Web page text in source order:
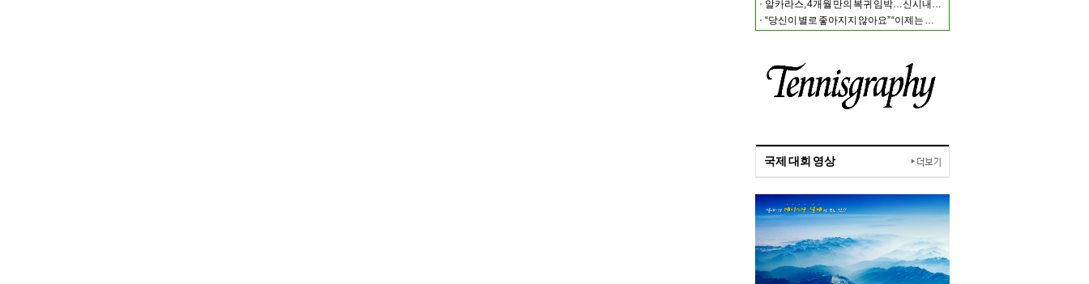
알카라스, 4개월 만의 복귀 임박…신시내티 마스터스 통해 US오픈 출격 시동
“당신이 별로 좋아지지 않아요” “이제는 제가 정말 조심해야” 시너와 즈브레프 인터뷰
국제 대회 영상